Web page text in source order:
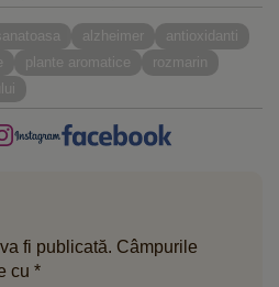
alzheimer
antioxidanti
plante aromatice
rozmarin
fi publicată. Câmpurile
cu *